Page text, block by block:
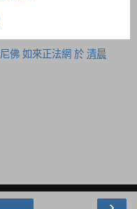
佛 如來正法網 於 清晨